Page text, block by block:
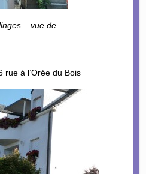
– vue de
à l’Orée du Bois